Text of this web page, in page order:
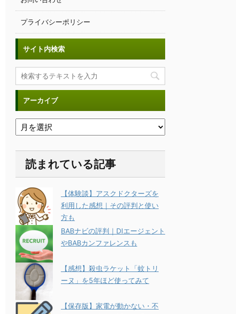
プライバシーポリシー
サイト内検索
アーカイブ
読まれている記事
【体験談】アスクドクターズを
利用した感想｜その評判と使い
方も
BABナビの評判｜DIエージェント
やBABカンファレンスも
【感想】殺虫ラケット「蚊トリ
ーヌ」を5年ほど使ってみて
【保存版】家電が動かない・不